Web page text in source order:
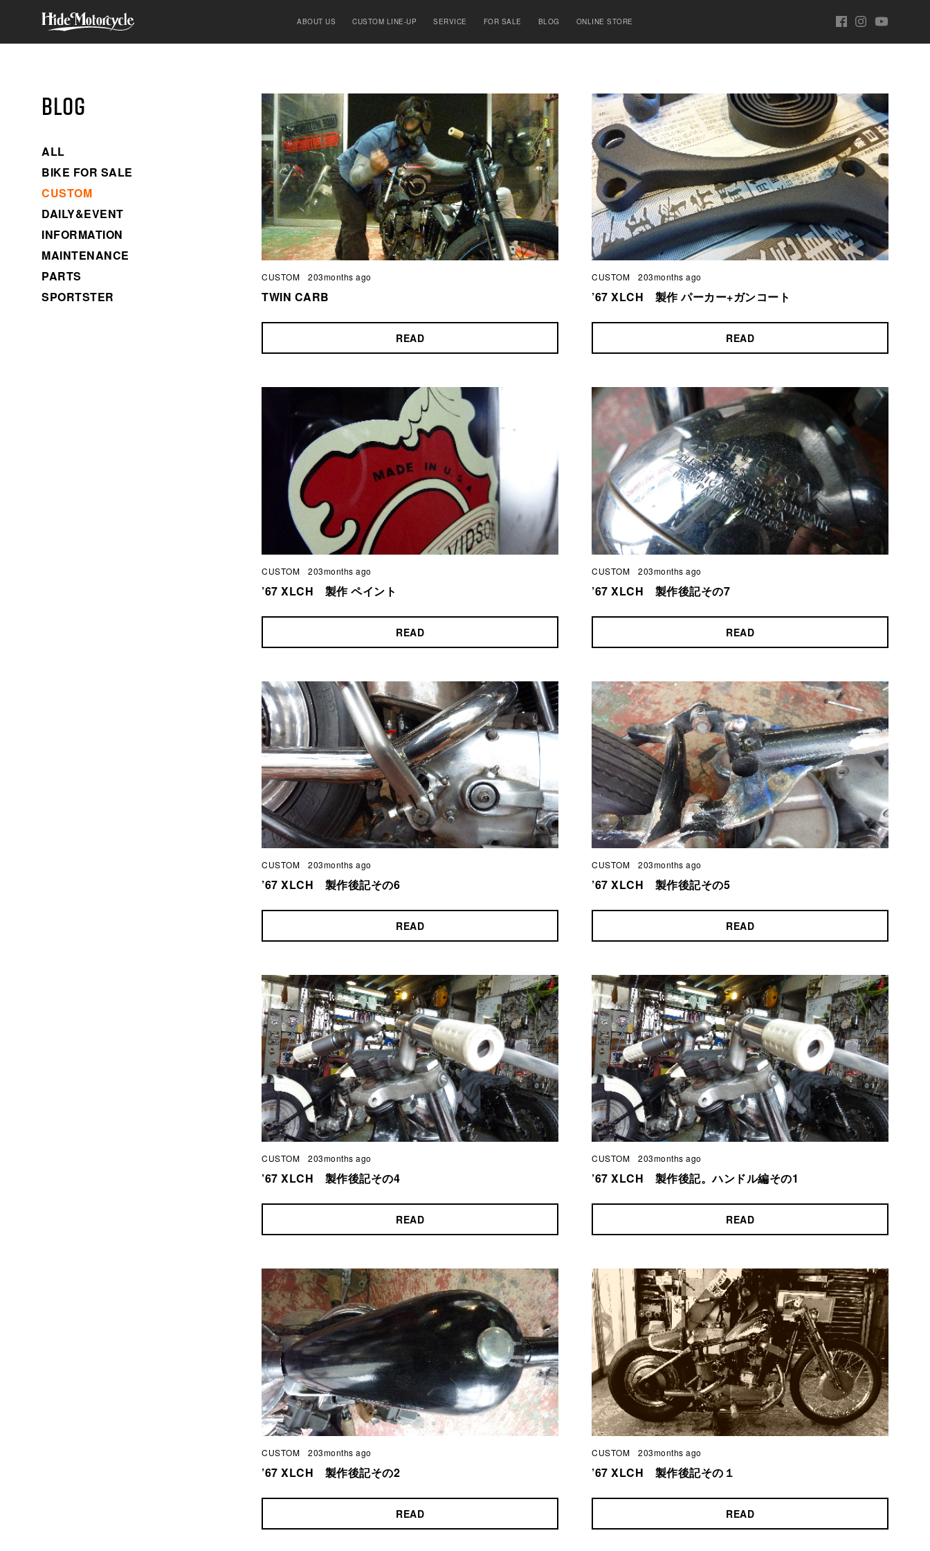
ABOUT US CUSTOM LINE-UP SERVICE FOR SALE BLOG ONLINE STORE
BLOG
ALL
BIKE FOR SALE
CUSTOM
DAILY&EVENT
INFORMATION
MAINTENANCE
PARTS
SPORTSTER
CUSTOM 203months ago
TWIN CARB
READ
CUSTOM 203months ago
’67 XLCH 製作 パーカー+ガンコート
READ
CUSTOM 203months ago
’67 XLCH 製作 ペイント
READ
CUSTOM 203months ago
’67 XLCH 製作後記その7
READ
CUSTOM 203months ago
’67 XLCH 製作後記その6
READ
CUSTOM 203months ago
’67 XLCH 製作後記その5
READ
CUSTOM 203months ago
’67 XLCH 製作後記その4
READ
CUSTOM 203months ago
’67 XLCH 製作後記。ハンドル編その1
READ
CUSTOM 203months ago
’67 XLCH 製作後記その2
READ
CUSTOM 203months ago
’67 XLCH 製作後記その１
READ